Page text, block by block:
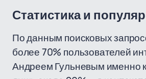
Статистика и
По данным поисковых
более 70% пользователей
Андреем Гульневым именно